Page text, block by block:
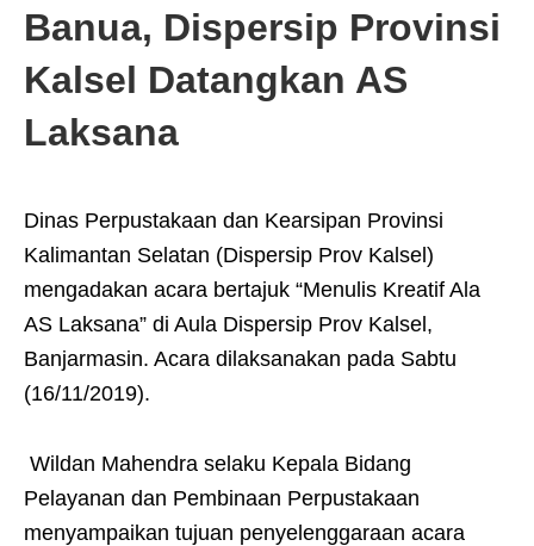
Banua, Dispersip Provinsi
Kalsel Datangkan AS
Laksana
Dinas Perpustakaan dan Kearsipan Provinsi
Kalimantan Selatan (Dispersip Prov Kalsel)
mengadakan acara bertajuk “Menulis Kreatif Ala
AS Laksana” di Aula Dispersip Prov Kalsel,
Banjarmasin. Acara dilaksanakan pada Sabtu
(16/11/2019).
Wildan Mahendra selaku Kepala Bidang
Pelayanan dan Pembinaan Perpustakaan
menyampaikan tujuan penyelenggaraan acara